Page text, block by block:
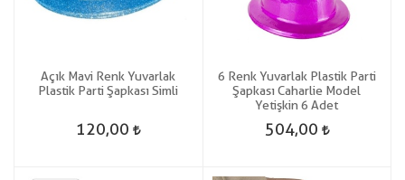
Açık Mavi Renk Yuvarlak
Plastik Parti Şapkası Simli
120,00
6 Renk Yuvarlak Plastik Parti
Şapkası Caharlie Model
Yetişkin 6 Adet
504,00